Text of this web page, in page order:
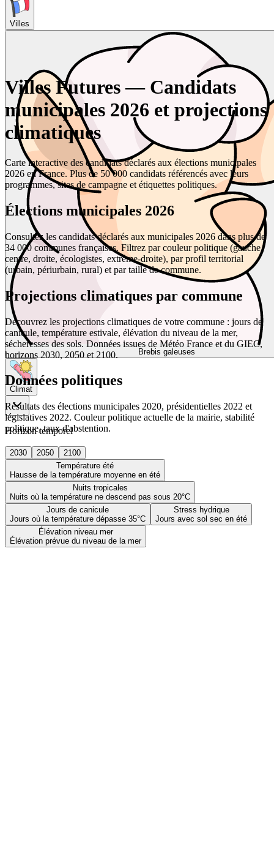
Villes
Brebis galeuses
Climat
Horizon temporel
2030 2050
2100
Température été
Hausse de la température moyenne en été
Nuits tropicales
Nuits où la température ne descend pas sous 20°C
Jours de canicule
Jours où la température dépasse 35°C
Stress hydrique
Jours avec sol sec en été
Élévation niveau mer
Élévation prévue du niveau de la mer
Villes Futures — Candidats
municipales 2026 et projections
climatiques
Carte interactive des candidats déclarés aux élections municipales
2026 en France. Plus de 50 000 candidats référencés avec leurs
programmes, sites de campagne et étiquettes politiques.
Élections municipales 2026
Consultez les candidats déclarés aux municipales 2026 dans plus de
34 000 communes françaises. Filtrez par couleur politique (gauche,
centre, droite, écologistes, extrême-droite), par profil territorial
(urbain, périurbain, rural) et par taille de commune.
Projections climatiques par commune
Découvrez les projections climatiques de votre commune : jours de
canicule, température estivale, élévation du niveau de la mer,
sécheresses des sols. Données issues de Météo France et du GIEC,
horizons 2030, 2050 et 2100.
Données politiques
Résultats des élections municipales 2020, présidentielles 2022 et
législatives 2022. Couleur politique actuelle de la mairie, stabilité
politique, taux d'abstention.